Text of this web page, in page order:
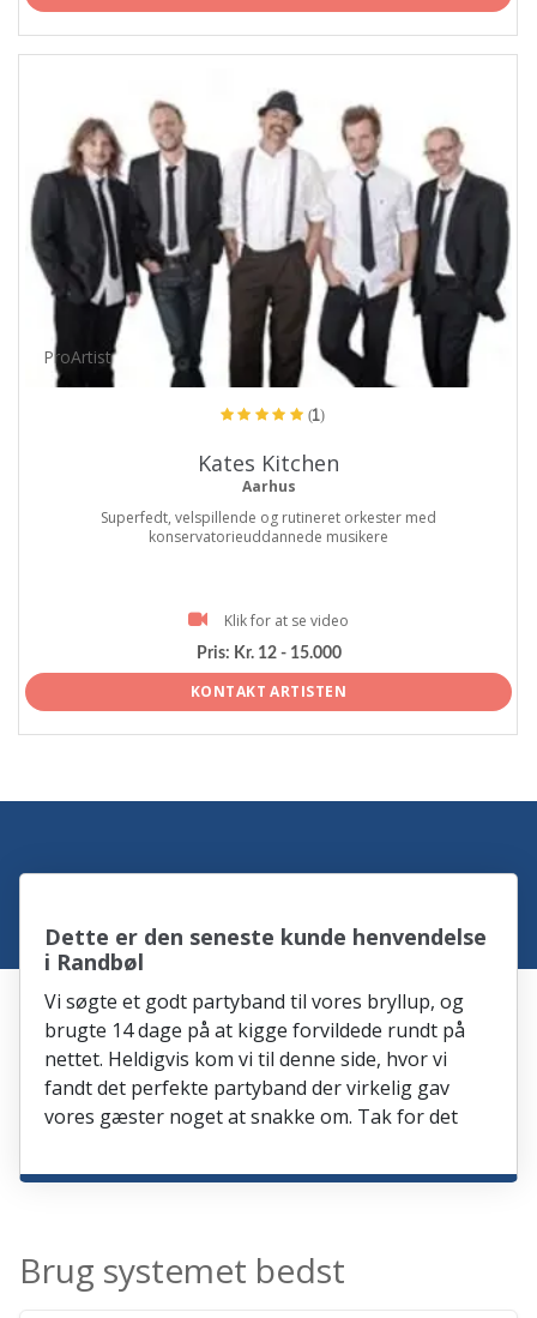
ProArtist
(1)
Kates Kitchen
Aarhus
Superfedt, velspillende og rutineret orkester med
konservatorieuddannede musikere
Klik for at se video
Pris: Kr. 12 - 15.000
KONTAKT ARTISTEN
Dette er den seneste kunde henvendelse
i Randbøl
Vi søgte et godt partyband til vores bryllup, og
brugte 14 dage på at kigge forvildede rundt på
nettet. Heldigvis kom vi til denne side, hvor vi
fandt det perfekte partyband der virkelig gav
vores gæster noget at snakke om. Tak for det
Brug systemet bedst